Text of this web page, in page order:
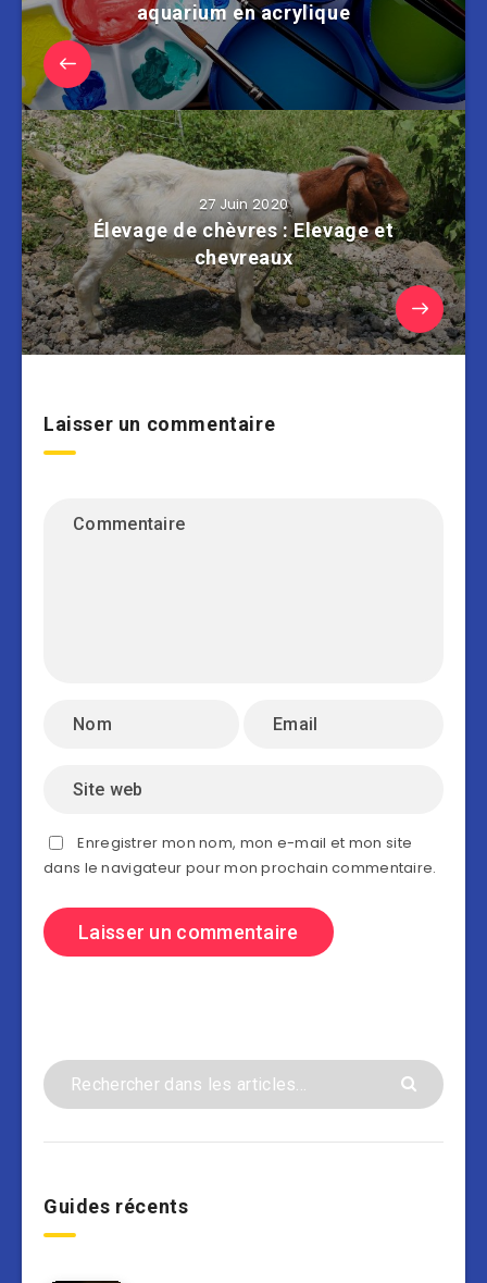
aquarium en acrylique
27 Juin 2020
Élevage de chèvres : Elevage et
chevreaux
Laisser un commentaire
Enregistrer mon nom, mon e-mail et mon site
dans le navigateur pour mon prochain commentaire.
Guides récents